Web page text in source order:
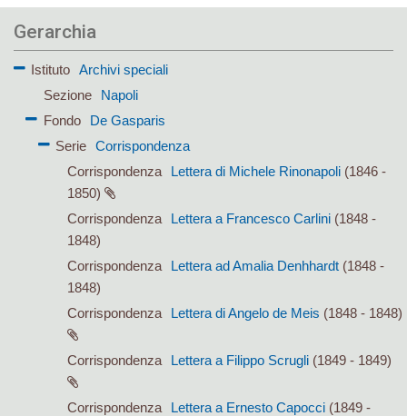
Gerarchia
Istituto
Archivi speciali
Sezione
Napoli
Fondo
De Gasparis
Serie Corrispondenza
Corrispondenza
Lettera di Michele Rinonapoli (1846 -
1850)
Corrispondenza
Lettera a Francesco Carlini (1848 -
1848)
Corrispondenza
Lettera ad Amalia Denhhardt (1848 -
1848)
Corrispondenza
Lettera di Angelo de Meis (1848 - 1848)
Corrispondenza Lettera a Filippo Scrugli (1849 - 1849)
Corrispondenza Lettera a Ernesto Capocci (1849 -